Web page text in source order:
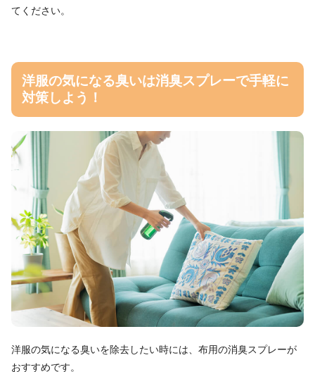
てください。
洋服の気になる臭いは消臭スプレーで手軽に
対策しよう！
洋服の気になる臭いを除去したい時には、布用の消臭スプレーが
おすすめです。